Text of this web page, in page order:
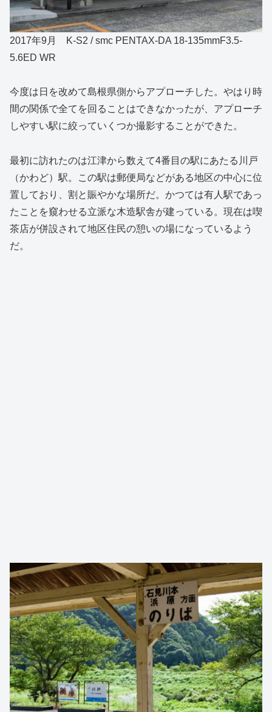
2017年9月 K-S2 / smc PENTAX-DA 18-135mmF3.5-
5.6ED WR
今度は日を改めて島根県側からアプローチした。やはり時
間の関係で全てを回ることはできなかったが、アプローチ
しやすい駅に絞っていくつか撮影することができた。
最初に訪れたのは江津から数えて4番目の駅にあたる川戸
（かわど）駅。この駅は郵便局などがある地区の中心に位
置しており、割と賑やかな場所だ。かつては有人駅であっ
たことを窺わせる立派な木造駅舎が建っている。現在は喫
茶店が併設されて地区住民の憩いの場になっているよう
だ。